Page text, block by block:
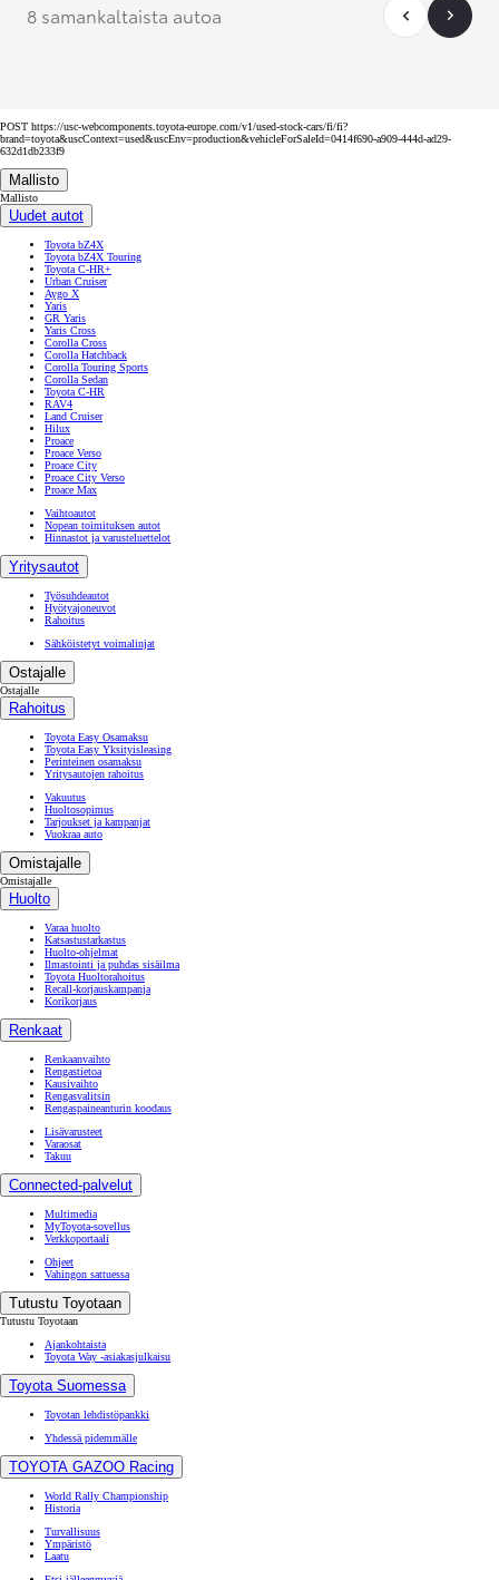
8 samankaltaista autoa
POST https://usc-webcomponents.toyota-europe.com/v1/used-stock-cars/fi/fi?
brand=toyota&uscContext=used&uscEnv=production&vehicleForSaleId=0414f690-a909-444d-ad29-
632d1db233f9
Mallisto
Mallisto
Uudet autot
Toyota bZ4X
Toyota bZ4X Touring
Toyota C-HR+
Urban Cruiser
Aygo X
Yaris
GR Yaris
Yaris Cross
Corolla Cross
Corolla Hatchback
Corolla Touring Sports
Corolla Sedan
Toyota C-HR
RAV4
Land Cruiser
Hilux
Proace
Proace Verso
Proace City
Proace City Verso
Proace Max
Vaihtoautot
Nopean toimituksen autot
Hinnastot ja varusteluettelot
Yritysautot
Työsuhdeautot
Hyötyajoneuvot
Rahoitus
Sähköistetyt voimalinjat
Ostajalle
Ostajalle
Rahoitus
Toyota Easy Osamaksu
Toyota Easy Yksityisleasing
Perinteinen osamaksu
Yritysautojen rahoitus
Vakuutus
Huoltosopimus
Tarjoukset ja kampanjat
Vuokraa auto
Omistajalle
Omistajalle
Huolto
Varaa huolto
Katsastustarkastus
Huolto-ohjelmat
Ilmastointi ja puhdas sisäilma
Toyota Huoltorahoitus
Recall-korjauskampanja
Korikorjaus
Renkaat
Renkaanvaihto
Rengastietoa
Kausivaihto
Rengasvalitsin
Rengaspaineanturin koodaus
Lisävarusteet
Varaosat
Takuu
Connected-palvelut
Multimedia
MyToyota-sovellus
Verkkoportaali
Ohjeet
Vahingon sattuessa
Tutustu Toyotaan
Tutustu Toyotaan
Ajankohtaista
Toyota Way -asiakasjulkaisu
Toyota Suomessa
Toyotan lehdistöpankki
Yhdessä pidemmälle
TOYOTA GAZOO Racing
World Rally Championship
Historia
Turvallisuus
Ympäristö
Laatu